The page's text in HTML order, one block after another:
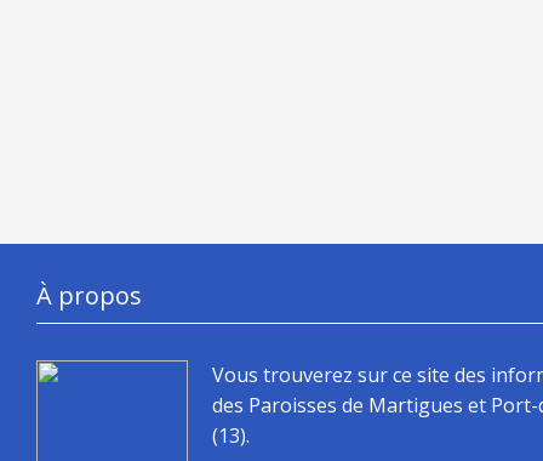
À propos
Vous trouverez sur ce site des
des Paroisses de Martigues et
(13).